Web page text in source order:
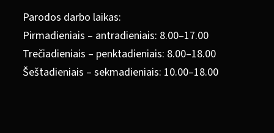
Parodos darbo laikas:
Pirmadieniais – antradieniais: 8.00–17.00
Trečiadieniais – penktadieniais: 8.00–18.00
Šeštadieniais – sekmadieniais: 10.00–18.00